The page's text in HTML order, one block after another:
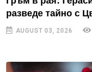
разведе тайно с
AUGUST 03, 2026